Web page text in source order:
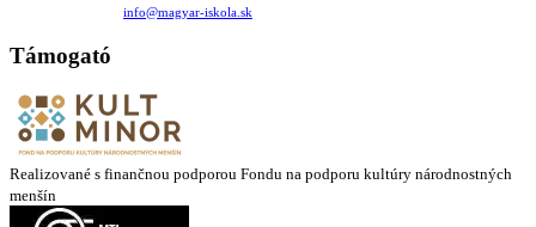
info@magyar-iskola.sk
Támogató
Realizované s finančnou podporou Fondu na podporu kultúry národnostných
menšín